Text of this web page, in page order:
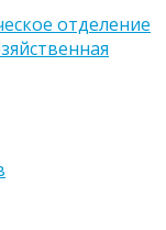
отделение